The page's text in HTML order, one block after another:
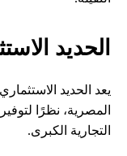
الحديد
يعد الحديد
المصرية، نظرًا
التجارية الكبرى.